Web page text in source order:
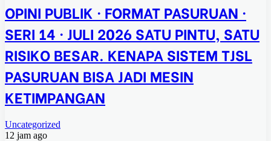
OPINI PUBLIK · FORMAT PASURUAN ·
SERI 14 · JULI 2026 SATU PINTU, SATU
RISIKO BESAR. KENAPA SISTEM TJSL
PASURUAN BISA JADI MESIN
KETIMPANGAN
Uncategorized
12 jam ago